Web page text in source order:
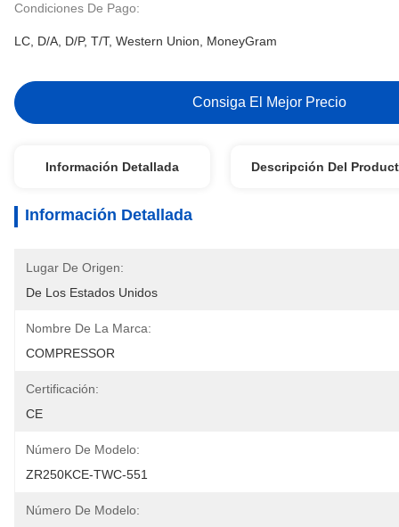
Condiciones De Pago:
LC, D/A, D/P, T/T, Western Union, MoneyGram
Consiga El Mejor Precio
Información Detallada Descripción Del
Información Detallada
Lugar De Origen:
De Los Estados Unidos
Nombre De La Marca:
COMPRESSOR
Certificación:
CE
Número De Modelo:
ZR250KCE-TWC-551
Número De Modelo: